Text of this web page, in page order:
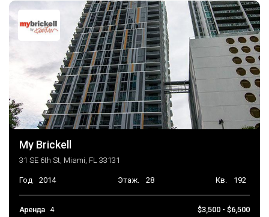
My Brickell
31 SE 6th St, Miami, FL 33131
Год 2014 Этаж. 28 Кв. 192
Аренда 4
$3,500 - $6,500